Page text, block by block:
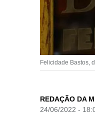
Felicidade Bastos,
REDAÇÃO DA
24/06/2022 -